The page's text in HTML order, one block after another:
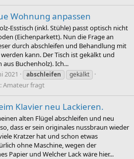
Wohnung anpassen
Esstisch (inkl. Stühle) passt optisch nicht
(Eichenparkett). Nun die Frage an
durch abschleifen und Behandlung mit
kann. Der Tisch ist gekälkt und
aus Buchenholz). Ich...
2021 abschleifen gekälkt
Amateur fragt
Klavier neu Lackieren.
alten Flügel abschleifen und neu
dass er sein originales nussbraun wieder
Kratzer hat und schon etwas
ohne Maschine, wegen der
Papier und Welcher Lack wäre hier...